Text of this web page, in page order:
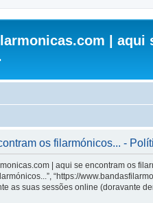
| aqui
os filarmónicos... -
| aqui se encontram os
“https://
as suas sessões online (doravante